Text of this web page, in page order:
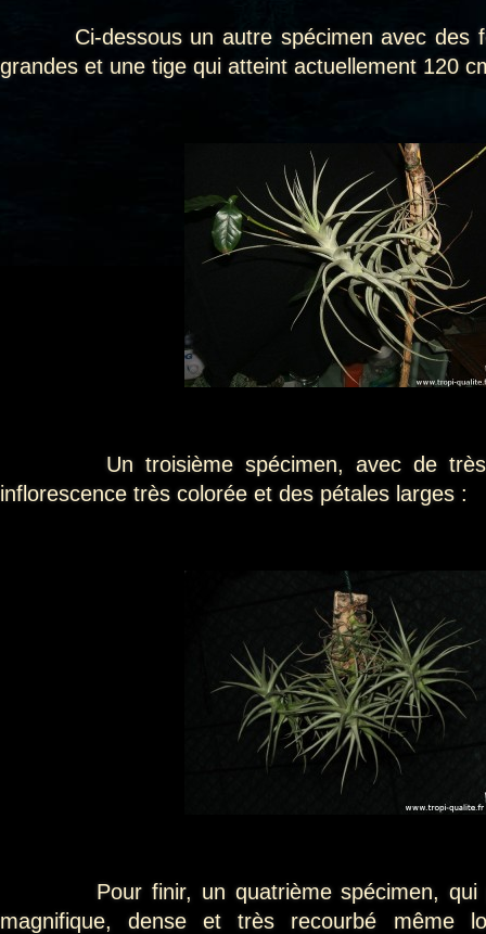
Ci-dessous un autre spécimen avec des
grandes et une tige qui atteint actuellement 120
Un troisième spécimen, avec de très
inflorescence très colorée et des pétales larges :
Pour finir, un quatrième spécimen, qui
magnifique, dense et très recourbé même